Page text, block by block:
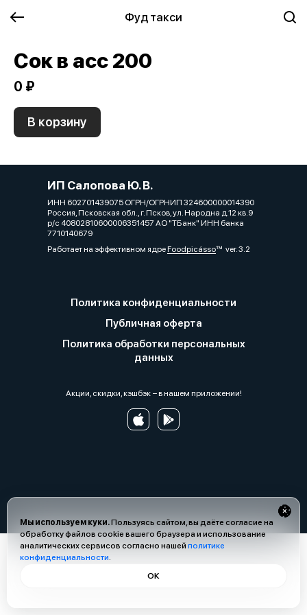
Фуд такси
Мы используем куки.Пользуясь сайтом, вы даёте согласие на
обработку файлов cookie вашего браузера и использование
аналитических сервисов согласно нашей политике
конфиденциальности.
ОК
Сок в асс 200
0 ₽
В корзину
ИП Салопова Ю. В.
ИНН 602701439075 ОГРН/ОГРНИП 324600000014390
Россия, Псковская обл., г. Псков, ул. Народна д.12 кв.9
р/с 40802810600006351457 АО "ТБанк" ИНН банка
7710140679
Работает на эффективном ядреFoodpicássover. 3.2
Политика конфиденциальности
Публичная оферта
Политика обработки персональных
данных
Акции, скидки, кэшбэк − в нашем приложении!